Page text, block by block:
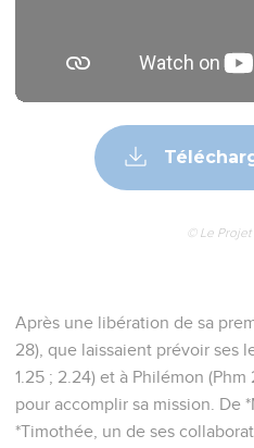
© Le
Après une libération de sa
28), que laissaient prévoir ses
1.25 ; 2.24) et à Philémon
pour accomplir sa mission. De
*Timothée, un de ses